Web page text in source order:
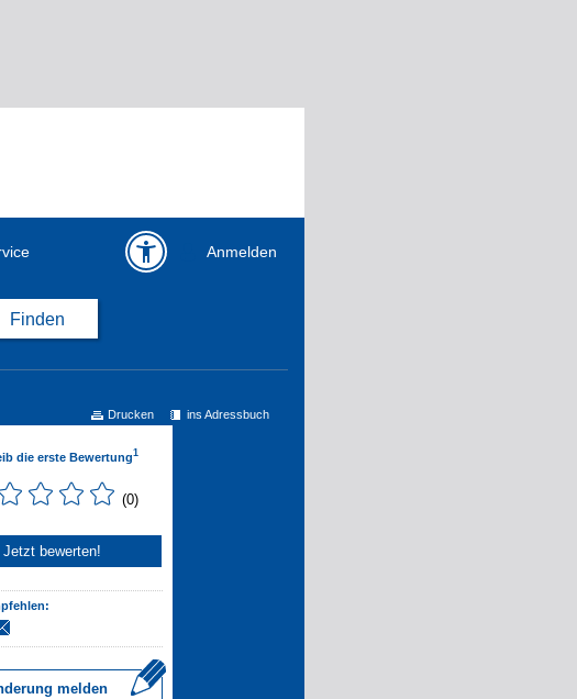
Anmelden
ins Adressbuch
Drucken
die erste Bewertung1
(0)
Jetzt bewerten!
melden